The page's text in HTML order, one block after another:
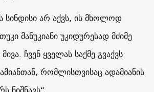
სინდისი არ აქვს, ის მხოლოდ
მანუკიანი უკიდურესად მძიმე
ჩვენ ყველას საქმე გვაქვს
რომლისთვისაც ადამიანის